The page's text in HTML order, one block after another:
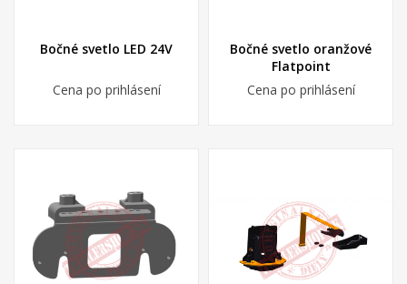
Bočné svetlo LED 24V
Cena po prihlásení
Bočné svetlo oranžové
Flatpoint
Cena po prihlásení